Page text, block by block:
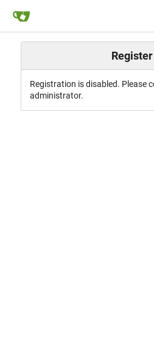
Register
Registration is disabled. Please
administrator.